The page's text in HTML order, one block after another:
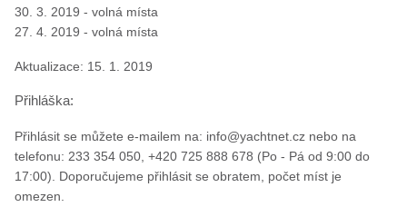
30. 3. 2019 - volná místa
27. 4. 2019 - volná místa
Aktualizace: 15. 1. 2019
Přihláška:
Přihlásit se můžete e-mailem na: info@yachtnet.cz nebo na
telefonu: 233 354 050, +420 725 888 678 (Po - Pá od 9:00 do
17:00). Doporučujeme přihlásit se obratem, počet míst je
omezen.